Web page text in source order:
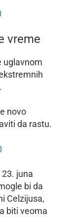
vreme
uglavnom
novo
da rastu.
juna
bi da
Celzijusa,
biti veoma